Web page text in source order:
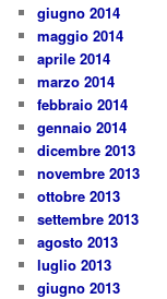
giugno 2014
maggio 2014
aprile 2014
marzo 2014
febbraio 2014
gennaio 2014
dicembre 2013
novembre 2013
ottobre 2013
settembre 2013
agosto 2013
luglio 2013
giugno 2013